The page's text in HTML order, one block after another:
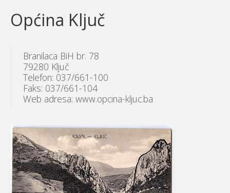
Općina Ključ
Branilaca BiH br. 78
79280 Ključ
Telefon: 037/661-100
Faks: 037/661-104
Web adresa: www.opcina-kljuc.ba